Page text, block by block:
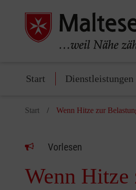
Start Dienstleistungen
Start Wenn Hitze zur
Vorlesen
Wenn Hitze